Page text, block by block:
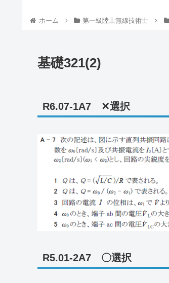
ホーム 第一級陸上無線技術士
基礎321(2)
R6.07-1A7 ✕選択
R5.01-2A7 〇選択